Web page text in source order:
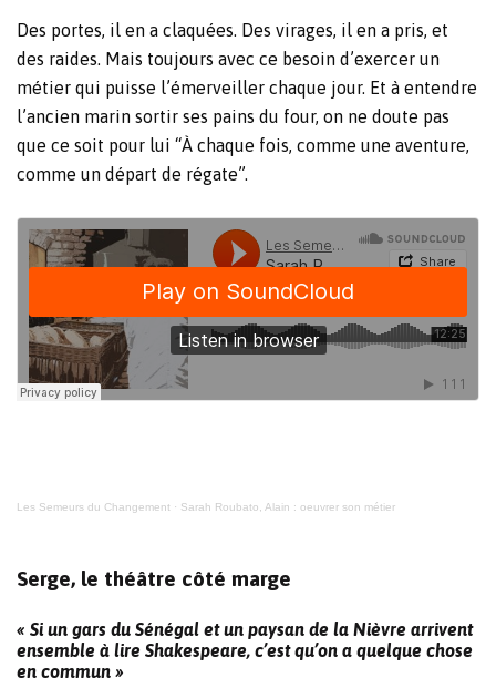
Des portes, il en a claquées. Des virages, il en a pris, et
des raides. Mais toujours avec ce besoin d’exercer un
métier qui puisse l’émerveiller chaque jour. Et à entendre
l’ancien marin sortir ses pains du four, on ne doute pas
que ce soit pour lui “À chaque fois, comme une aventure,
comme un départ de régate”.
Les Semeurs du Changement · Sarah Roubato, Alain : oeuvrer son métier
Serge, le théâtre côté marge
« Si un gars du Sénégal et un paysan de la Nièvre arrivent
ensemble à lire Shakespeare, c’est qu’on a quelque chose
en commun »